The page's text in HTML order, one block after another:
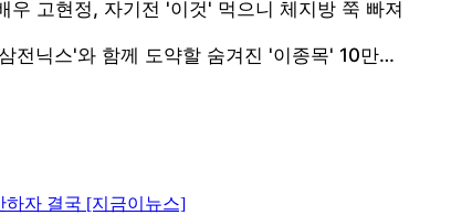
하자 결국 [지금이뉴스]